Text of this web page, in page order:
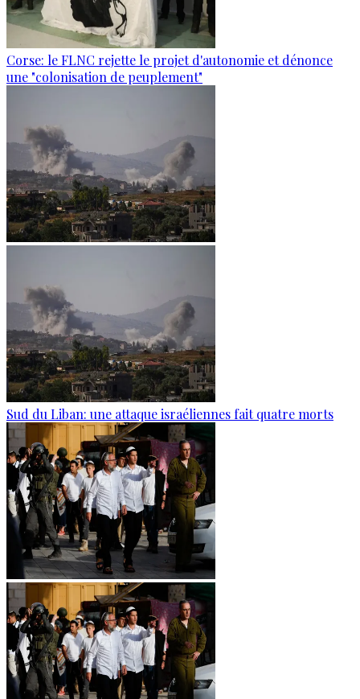
Corse: le FLNC rejette le projet d'autonomie et dénonce
une "colonisation de peuplement"
Sud du Liban: une attaque israéliennes fait quatre morts